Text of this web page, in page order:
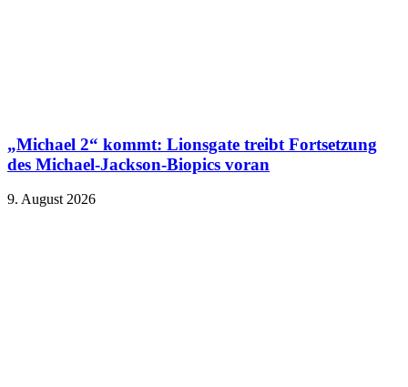
„Michael 2“ kommt: Lionsgate treibt Fortsetzung
des Michael-Jackson-Biopics voran
9. August 2026